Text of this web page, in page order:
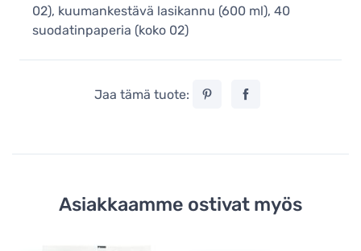
02), kuumankestävä lasikannu (600 ml), 40
suodatinpaperia (koko 02)
Jaa tämä tuote:
Asiakkaamme ostivat myös